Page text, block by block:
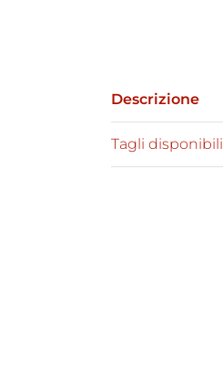
Descrizione
Tagli disponibili